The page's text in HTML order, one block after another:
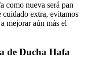
como nueva será pan
extra, evitamos
mejorar aún más el
de Ducha Hafa